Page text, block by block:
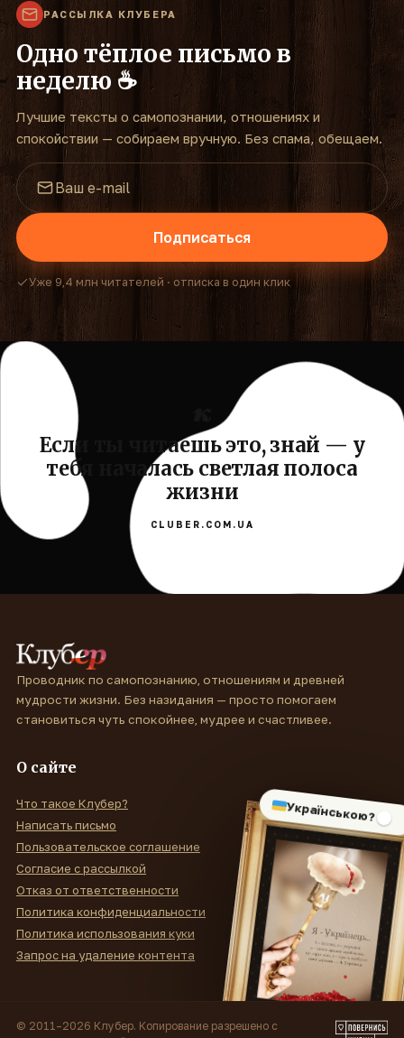
РАССЫЛКА КЛУБЕРА
Одно тёплое письмо в
неделю ☕
Лучшие тексты о самопознании, отношениях и
спокойствии — собираем вручную. Без спама, обещаем.
Подписаться
Уже 9,4 млн читателей · отписка в один клик
Если ты читаешь это, знай — у
тебя началась светлая полоса
жизни
CLUBER.COM.UA
Українською?
Проводник по самопознанию, отношениям и древней
мудрости жизни. Без назидания — просто помогаем
становиться чуть спокойнее, мудрее и счастливее.
О сайте
Что такое Клубер?
Написать письмо
Пользовательское соглашение
Согласие с рассылкой
Отказ от ответственности
Политика конфиденциальности
Политика использования куки
Запрос на удаление контента
© 2011–2026 Клубер. Копирование разрешено с